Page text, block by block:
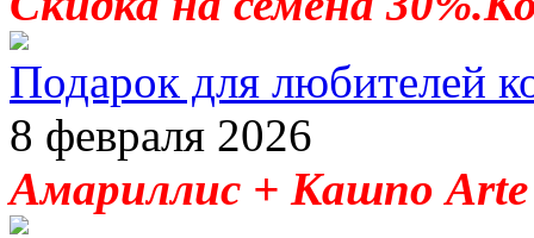
Подарок для любителей
8 февраля 2026
Амариллис + Кашпо